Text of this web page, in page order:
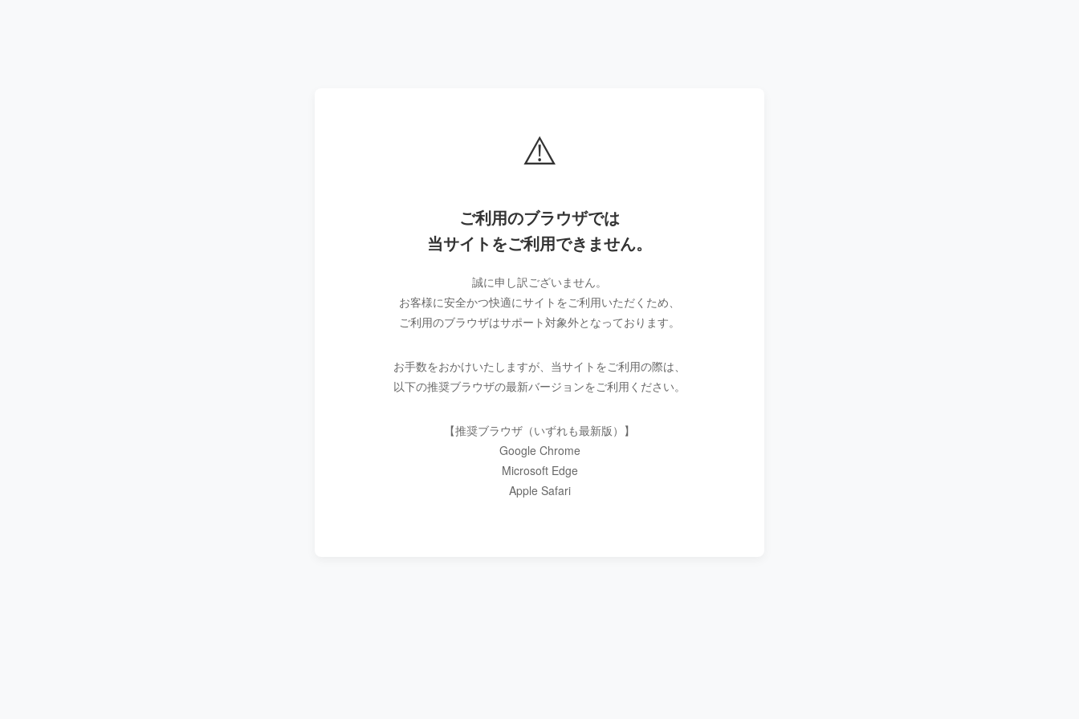
⚠️
ご利用のブラウザでは
当サイトをご利用できません。
誠に申し訳ございません。
お客様に安全かつ快適にサイトをご利用いただくため、
ご利用のブラウザはサポート対象外となっております。
お手数をおかけいたしますが、当サイトをご利用の際は、
以下の推奨ブラウザの最新バージョンをご利用ください。
【推奨ブラウザ（いずれも最新版）】
Google Chrome
Microsoft Edge
Apple Safari